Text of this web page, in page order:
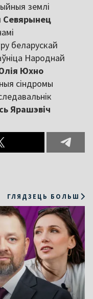
землі
Севярынец
беларускай
Народнай
Юхно
сіндромы
Ярашэвіч
ГЛЯДЗЕЦЬ БОЛЬШ